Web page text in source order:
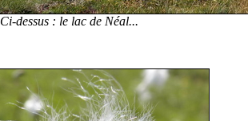
Ci-dessus : le lac de Néal...